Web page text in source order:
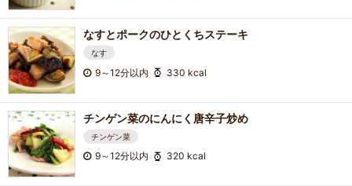
なすとポークのひとくちステーキ
なす
9～12分以内 330 kcal
チンゲン菜のにんにく唐辛子炒め
チンゲン菜
9～12分以内 320 kcal